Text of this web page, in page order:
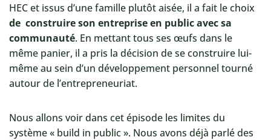
HEC et issus d’une famille plutôt aisée, il a fait le choix
de construire son entreprise en public avec sa
communauté. En mettant tous ses œufs dans le
même panier, il a pris la décision de se construire lui-
même au sein d’un développement personnel tourné
autour de l’entrepreneuriat.
Nous allons voir dans cet épisode les limites du
système « build in public ». Nous avons déjà parlé des